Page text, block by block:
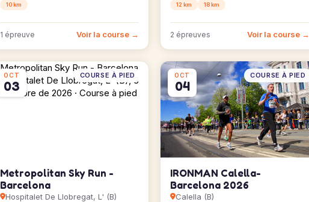
10 km
1 épreuve Voir la course →
12 km 18 km
2 épreuves Voir la course →
OCT
03
COURSE À PIED
Metropolitan Sky Run -
Barcelona
Hospitalet De Llobregat, L' (B)
OCT
04
COURSE À PIED
IRONMAN Calella-
Barcelona 2026
Calella (B)